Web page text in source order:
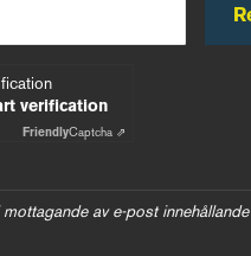
verification
FriendlyCaptcha ⇗
av e-post